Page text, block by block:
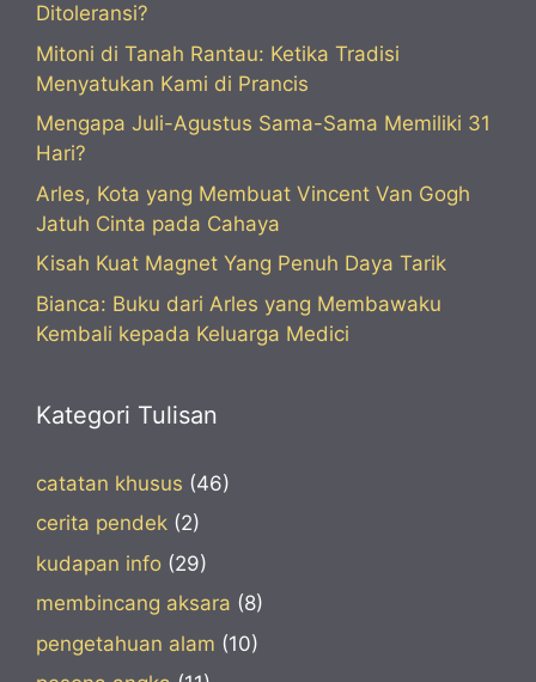
Ditoleransi?
Mitoni di Tanah Rantau: Ketika Tradisi
Menyatukan Kami di Prancis
Mengapa Juli-Agustus Sama-Sama Memiliki 31
Hari?
Arles, Kota yang Membuat Vincent Van Gogh
Jatuh Cinta pada Cahaya
Kisah Kuat Magnet Yang Penuh Daya Tarik
Bianca: Buku dari Arles yang Membawaku
Kembali kepada Keluarga Medici
Kategori Tulisan
catatan khusus (46)
cerita pendek (2)
kudapan info (29)
membincang aksara (8)
pengetahuan alam (10)